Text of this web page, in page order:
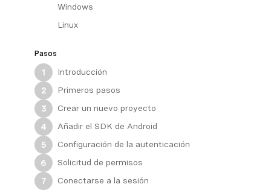
Windows
Linux
Pasos
1
Introducción
2
Primeros pasos
3
Crear un nuevo proyecto
4
Añadir el SDK de Android
5
Configuración de la autenticación
6
Solicitud de permisos
7
Conectarse a la sesión